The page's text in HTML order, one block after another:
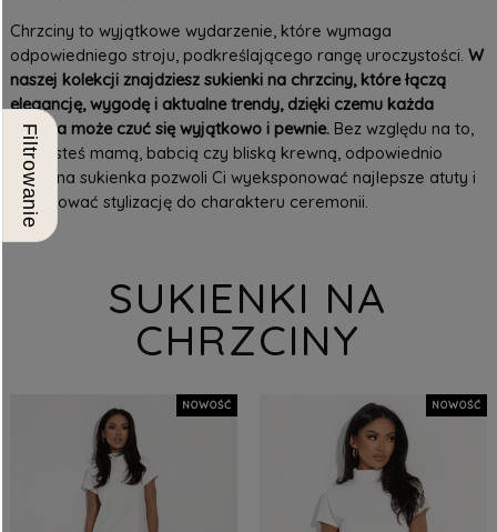
Filtrowanie
Chrzciny to wyjątkowe wydarzenie, które wymaga
odpowiedniego stroju, podkreślającego rangę uroczystości. W
naszej kolekcji znajdziesz sukienki na chrzciny, które łączą
elegancję, wygodę i aktualne trendy, dzięki czemu każda
kobieta może czuć się wyjątkowo i pewnie. Bez względu na to,
czy jesteś mamą, babcią czy bliską krewną, odpowiednio
dobrana sukienka pozwoli Ci wyeksponować najlepsze atuty i
dopasować stylizację do charakteru ceremonii.
SUKIENKI NA
CHRZCINY
NOWOŚĆ NOWOŚĆ